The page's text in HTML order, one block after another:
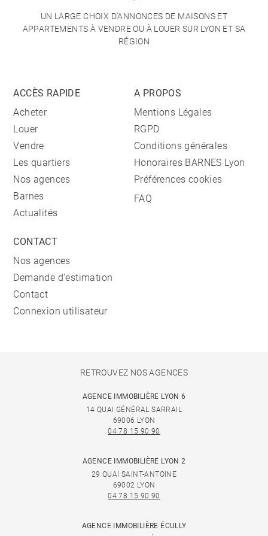
UN LARGE CHOIX D'ANNONCES DE MAISONS ET
APPARTEMENTS À VENDRE OU À LOUER SUR LYON ET SA
RÉGION
ACCÈS RAPIDE
Acheter
Louer
Vendre
Les quartiers
Nos agences
Barnes
Actualités
A PROPOS
Mentions Légales
RGPD
Conditions générales
Honoraires BARNES Lyon
Préférences cookies
FAQ
CONTACT
Nos agences
Demande d'estimation
Contact
Connexion utilisateur
RETROUVEZ NOS AGENCES
AGENCE IMMOBILIÈRE LYON 6
14 QUAI GÉNÉRAL SARRAIL
69006 LYON
04 78 15 90 90
AGENCE IMMOBILIÈRE LYON 2
29 QUAI SAINT-ANTOINE
69002 LYON
04 78 15 90 90
AGENCE IMMOBILIÈRE ÉCULLY